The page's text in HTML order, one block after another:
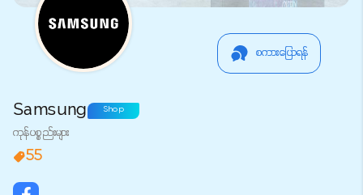
Samsung Shop
ကုန်ပစ္စည်းများ
55
စကားပြောရန်